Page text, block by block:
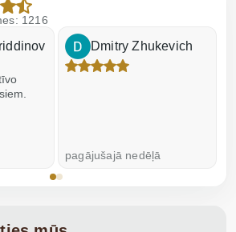
1216
Dmitry Zhukevich
pagājušajā nedēļā